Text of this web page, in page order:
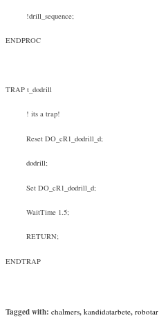
!drill_sequence;
ENDPROC
TRAP t_dodrill
! its a trap!
Reset DO_cR1_dodrill_d;
dodrill;
Set DO_cR1_dodrill_d;
WaitTime 1.5;
RETURN;
ENDTRAP
Tagged with: chalmers, kandidatarbete, robotar